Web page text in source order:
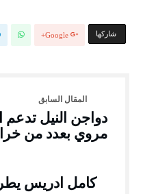
‫‫ شاركها‬ Google+
دواجن النيل تدعم
مروي بعدد من
كامل ادريس